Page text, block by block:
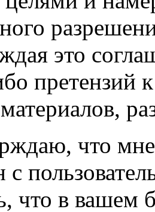
это
претензий
что
с
что в вашем